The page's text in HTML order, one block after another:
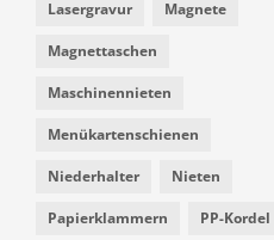
Lasergravur Magnete
Magnettaschen
Maschinennieten
Menükartenschienen
Niederhalter Nieten
Papierklammern PP-Kordel